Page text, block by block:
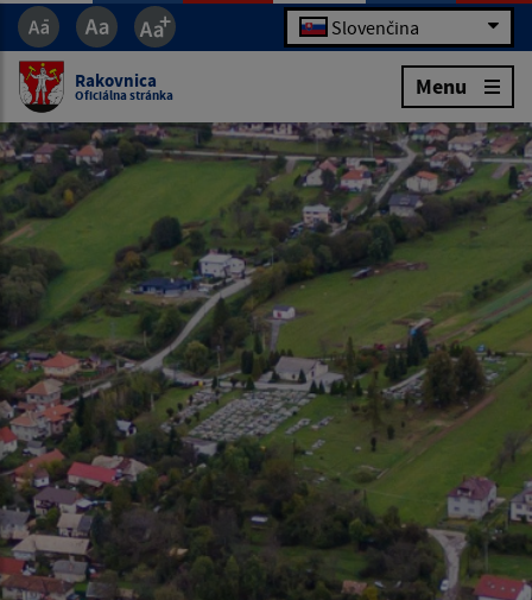
Slovenčina
Rakovnica
Oficiálna stránka Menu